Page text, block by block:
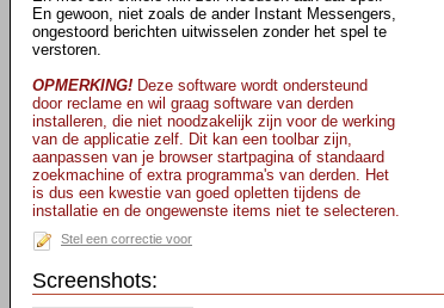
En gewoon, niet zoals de ander Instant Messengers,
ongestoord berichten uitwisselen zonder het spel te
verstoren.
OPMERKING! Deze software wordt ondersteund
door reclame en wil graag software van derden
installeren, die niet noodzakelijk zijn voor de werking
van de applicatie zelf. Dit kan een toolbar zijn,
aanpassen van je browser startpagina of standaard
zoekmachine of extra programma's van derden. Het
is dus een kwestie van goed opletten tijdens de
installatie en de ongewenste items niet te selecteren.
Stel een correctie voor
Screenshots: